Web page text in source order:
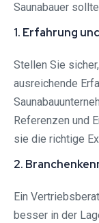
Saunabauer
1. Erfahrung
Stellen Sie
ausreichende
Referenzen und
sie die richtige
2.
Ein
besser in der